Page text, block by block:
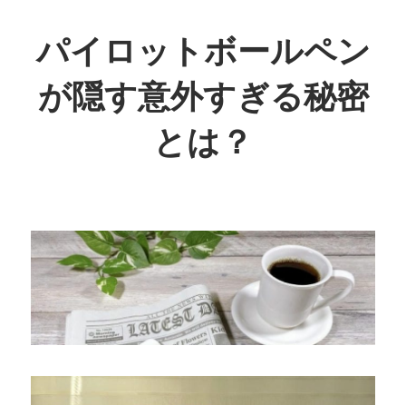
テ
ン
ツ
プ
パイロットボールペン
が隠す意外すぎる秘密
とは？